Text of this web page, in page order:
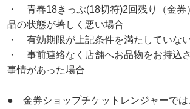
・ 青春18きっぷ(18切符)2回残り（金
品の状態が著しく悪い場合
・ 有効期限が上記条件を満たしていな
・ 事前連絡なく店舗へお品物をお持込
事情があった場合
● 金券ショップチケットレンジャーで